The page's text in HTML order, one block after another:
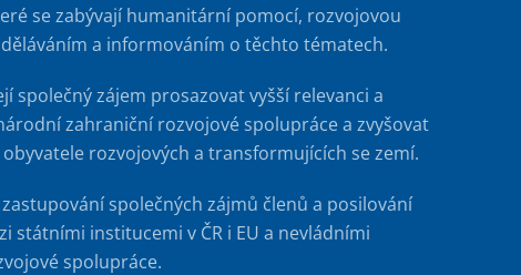
se zabývají humanitární pomocí, rozvojovou
a informováním o těchto tématech.
společný zájem prosazovat vyšší relevanci a
zahraniční rozvojové spolupráce a zvyšovat
rozvojových a transformujících se zemí.
společných zájmů členů a posilování
státními institucemi v ČR i EU a nevládními
spolupráce.